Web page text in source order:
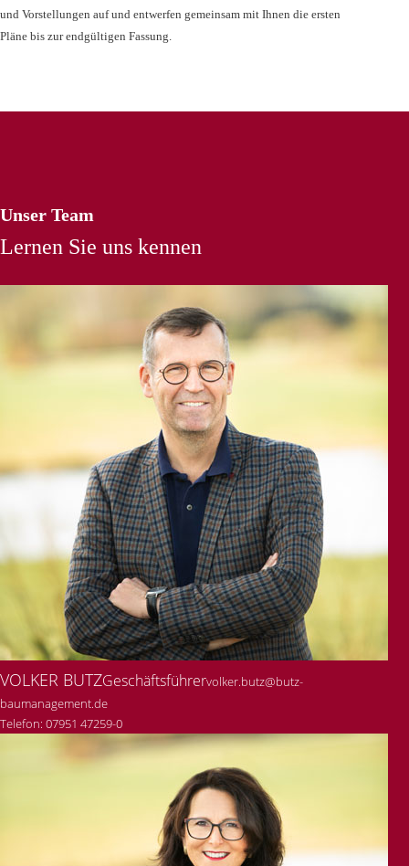
und Vorstellungen auf und entwerfen gemeinsam mit Ihnen die ersten
Pläne bis zur endgültigen Fassung.
Unser Team
Lernen Sie uns kennen
VOLKER BUTZGeschäftsführervolker.butz@butz-
baumanagement.de
Telefon: 07951 47259-0